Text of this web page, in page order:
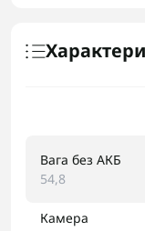
Вага без АКБ
54,8
Камера